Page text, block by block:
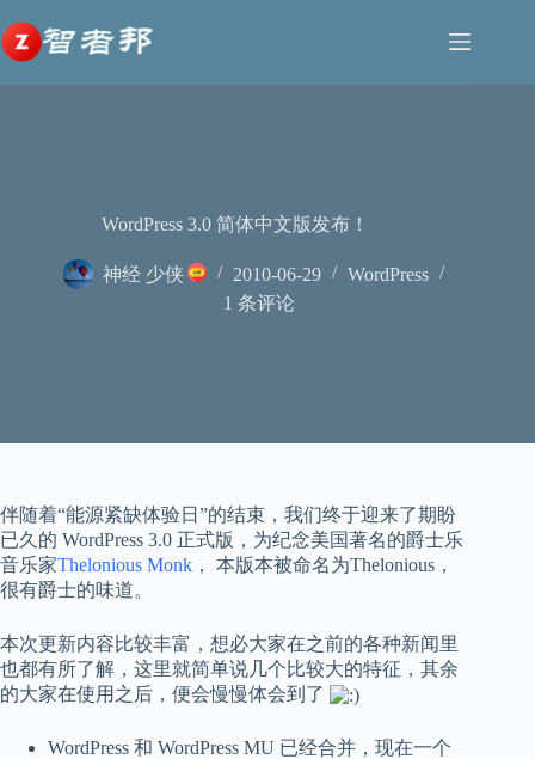
至
内
容
WordPress 3.0 简体中文版发布！
神经 少侠 2010-06-29
WordPress
1 条评论
伴随着“能源紧缺体验日”的结束，我们终于迎来了期盼
已久的 WordPress 3.0 正式版，为纪念美国著名的爵士乐
音乐家Thelonious Monk ， 本版本被命名为Thelonious，
很有爵士的味道。
本次更新内容比较丰富，想必大家在之前的各种新闻里
也都有所了解，这里就简单说几个比较大的特征，其余
的大家在使用之后，便会慢慢体会到了
WordPress 和 WordPress MU 已经合并，现在一个